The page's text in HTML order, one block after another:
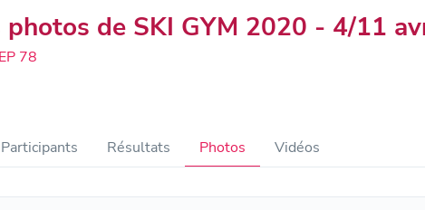
photos de SKI GYM 2020 - 4/11
78
Participants Résultats Photos Vidéos